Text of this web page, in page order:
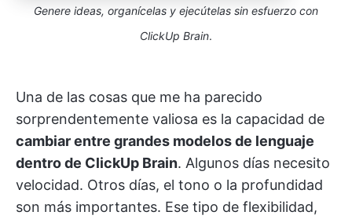
Genere ideas, organícelas y ejecútelas sin esfuerzo con
ClickUp Brain.
Una de las cosas que me ha parecido
sorprendentemente valiosa es la capacidad de
cambiar entre grandes modelos de lenguaje
dentro de ClickUp Brain. Algunos días necesito
velocidad. Otros días, el tono o la profundidad
son más importantes. Ese tipo de flexibilidad,